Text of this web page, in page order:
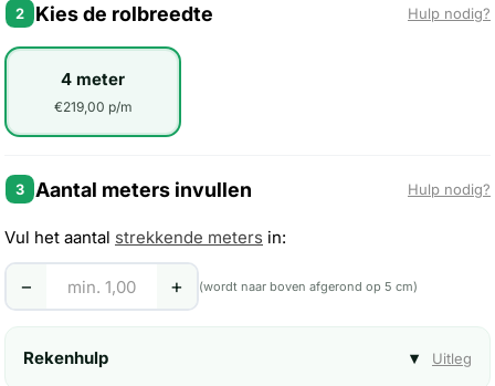
2 Kies de rolbreedte Hulp nodig?
4 meter
€219,00 p/m
3 Aantal meters invullen Hulp nodig?
Vul het aantal strekkende meters in:
− + (wordt naar boven afgerond op 5 cm)
Rekenhulp Uitleg
▾